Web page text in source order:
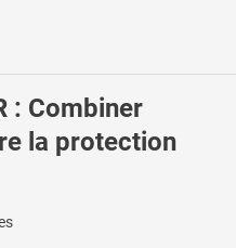
: Combiner
la protection